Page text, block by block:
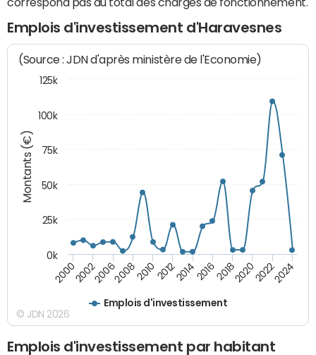
Emplois d'investissement d'Haravesnes
Montants (€)
(Source : JDN d'après ministère de l'Economie)
Emplois d'investissement
200020022006200820102012201420162018202020222024
0k
25k
50k
75k
100k
125k
© JDN 2026
Emplois d'investissement par habitant